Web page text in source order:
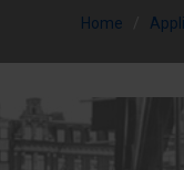
Home